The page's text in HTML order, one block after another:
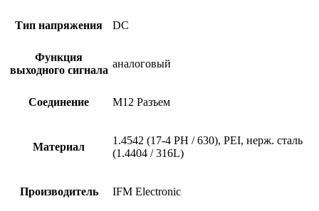
Тип напряжения DC
Функция
выходного сигнала
аналоговый
Соединение M12 Разъем
Материал
1.4542 (17-4 PH / 630), PEI, нерж. сталь
(1.4404 / 316L)
Производитель IFM Electronic